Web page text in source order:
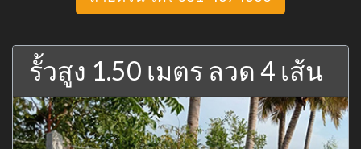
รั้วสูง 1.50 เมตร ลวด 4 เส้น